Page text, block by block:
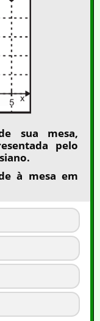
sua mesa,
pelo
à mesa em